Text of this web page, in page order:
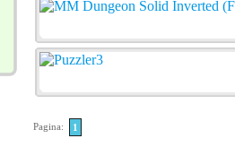
Pagina: 1